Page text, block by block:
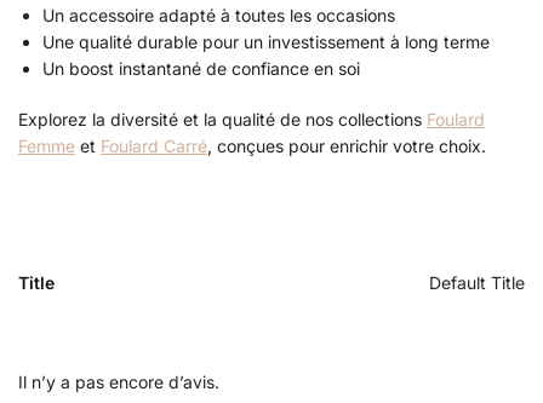
Un accessoire adapté à toutes les occasions
Une qualité durable pour un investissement à long terme
Un boost instantané de confiance en soi
Explorez la diversité et la qualité de nos collections Foulard
Femme et Foulard Carré, conçues pour enrichir votre choix.
Title Default Title
Il n’y a pas encore d’avis.